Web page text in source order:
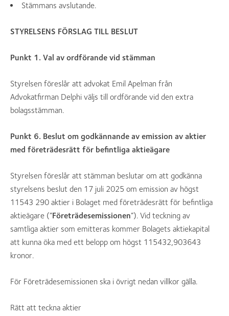
Stämmans avslutande.
STYRELSENS FÖRSLAG TILL BESLUT
Punkt 1. Val av ordförande vid stämman
Styrelsen föreslår att advokat Emil Apelman från
Advokatfirman Delphi väljs till ordförande vid den extra
bolagsstämman.
Punkt 6. Beslut om godkännande av emission av aktier
med företrädesrätt för befintliga aktieägare
Styrelsen föreslår att stämman beslutar om att godkänna
styrelsens beslut den 17 juli 2025 om emission av högst
11543 290 aktier i Bolaget med företrädesrätt för befintliga
aktieägare (”Företrädesemissionen”). Vid teckning av
samtliga aktier som emitteras kommer Bolagets aktiekapital
att kunna öka med ett belopp om högst 115432,903643
kronor.
För Företrädesemissionen ska i övrigt nedan villkor gälla.
Rätt att teckna aktier